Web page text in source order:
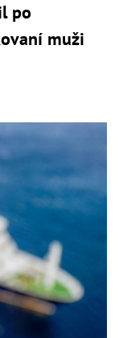
po
muži